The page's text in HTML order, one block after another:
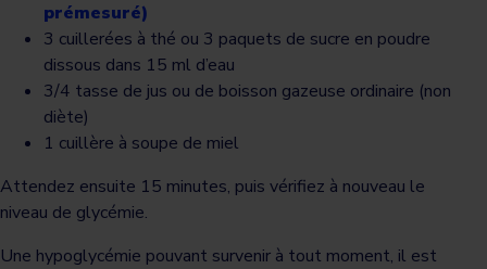
prémesuré)
3 cuillerées à thé ou 3 paquets de sucre en poudre
dissous dans 15 ml d’eau
3/4 tasse de jus ou de boisson gazeuse ordinaire (non
diète)
1 cuillère à soupe de miel
Attendez ensuite 15 minutes, puis vérifiez à nouveau le
niveau de glycémie.
Une hypoglycémie pouvant survenir à tout moment, il est